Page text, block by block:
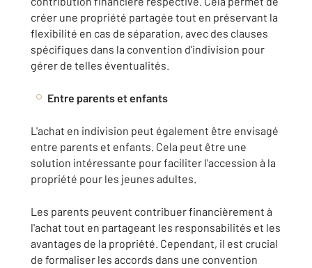
créer une propriété partagée tout en préservant la
flexibilité en cas de séparation, avec des clauses
spécifiques dans la convention d'indivision pour
gérer de telles éventualités.
Entre parents et enfants
L'achat en indivision peut également être envisagé
entre parents et enfants. Cela peut être une
solution intéressante pour faciliter l'accession à la
propriété pour les jeunes adultes.
Les parents peuvent contribuer financièrement à
l'achat tout en partageant les responsabilités et les
avantages de la propriété. Cependant, il est crucial
de formaliser les accords dans une convention